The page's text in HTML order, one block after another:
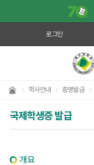
로그인
학사안내 증명발급
국제학생증 발급
개요